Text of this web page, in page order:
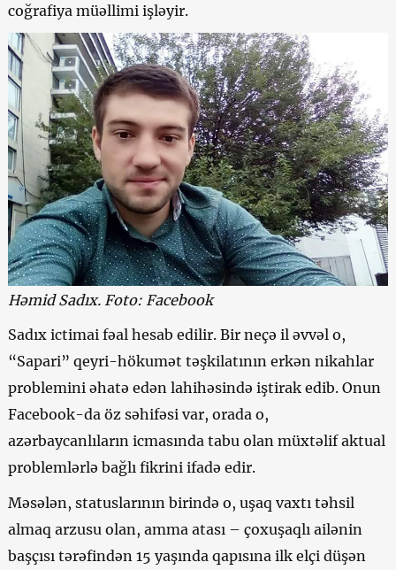
coğrafiya müəllimi işləyir.
Həmid Sadıx. Foto: Facebook
Sadıx ictimai fəal hesab edilir. Bir neçə il əvvəl o,
“Sapari” qeyri-hökumət təşkilatının erkən nikahlar
problemini əhatə edən lahihəsində iştirak edib. Onun
Facebook-da öz səhifəsi var, orada o,
azərbaycanlıların icmasında tabu olan müxtəlif aktual
problemlərlə bağlı fikrini ifadə edir.
Məsələn, statuslarının birində o, uşaq vaxtı təhsil
almaq arzusu olan, amma atası – çoxuşaqlı ailənin
başçısı tərəfindən 15 yaşında qapısına ilk elçi düşən